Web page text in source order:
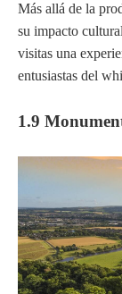
Más allá de la
su impacto
visitas una
entusiastas del
1.9